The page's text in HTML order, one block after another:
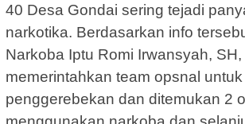
40 Desa Gondai sering tejadi
narkotika. Berdasarkan info
Narkoba Iptu Romi Irwansyah, SH,
memerintahkan team opsnal
penggerebekan dan ditemukan 2